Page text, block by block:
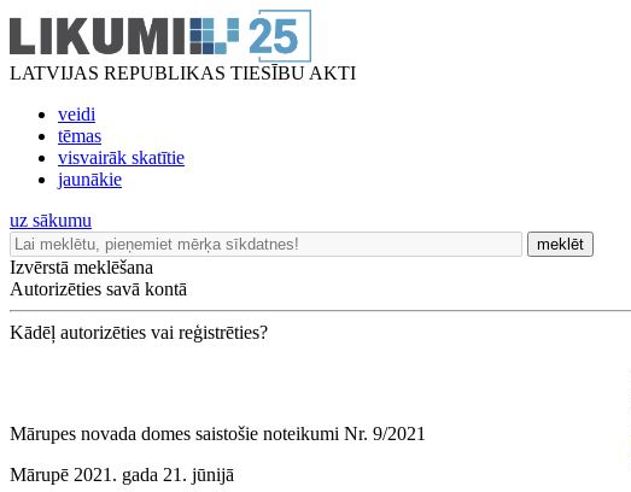
LATVIJAS REPUBLIKAS TIESĪBU AKTI
veidi
tēmas
visvairāk skatītie
jaunākie
uz sākumu
meklēt
Izvērstā meklēšana
Autorizēties savā kontā
Kādēļ autorizēties vai reģistrēties?
Mārupes novada domes saistošie noteikumi Nr. 9/2021
Mārupē 2021. gada 21. jūnijā